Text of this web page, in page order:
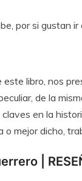
por si gustan ir
este libro, nos
de la
en la
mejor dicho,
|